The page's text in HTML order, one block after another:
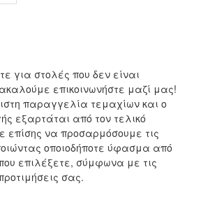
για στολές που δεν είναι
επικοινωνήστε μαζί μας!
παραγγελία τεμαχίων και ο
εξαρτάται από τον τελικό
επίσης να προσαρμόσουμε τις
οποιοδήποτε ύφασμα από
επιλέξετε, σύμφωνα με τις
σας.